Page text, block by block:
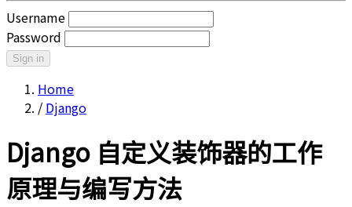
Username
Password
Sign in
Home
/ Django
Django 自定义装饰器的工作
原理与编写方法